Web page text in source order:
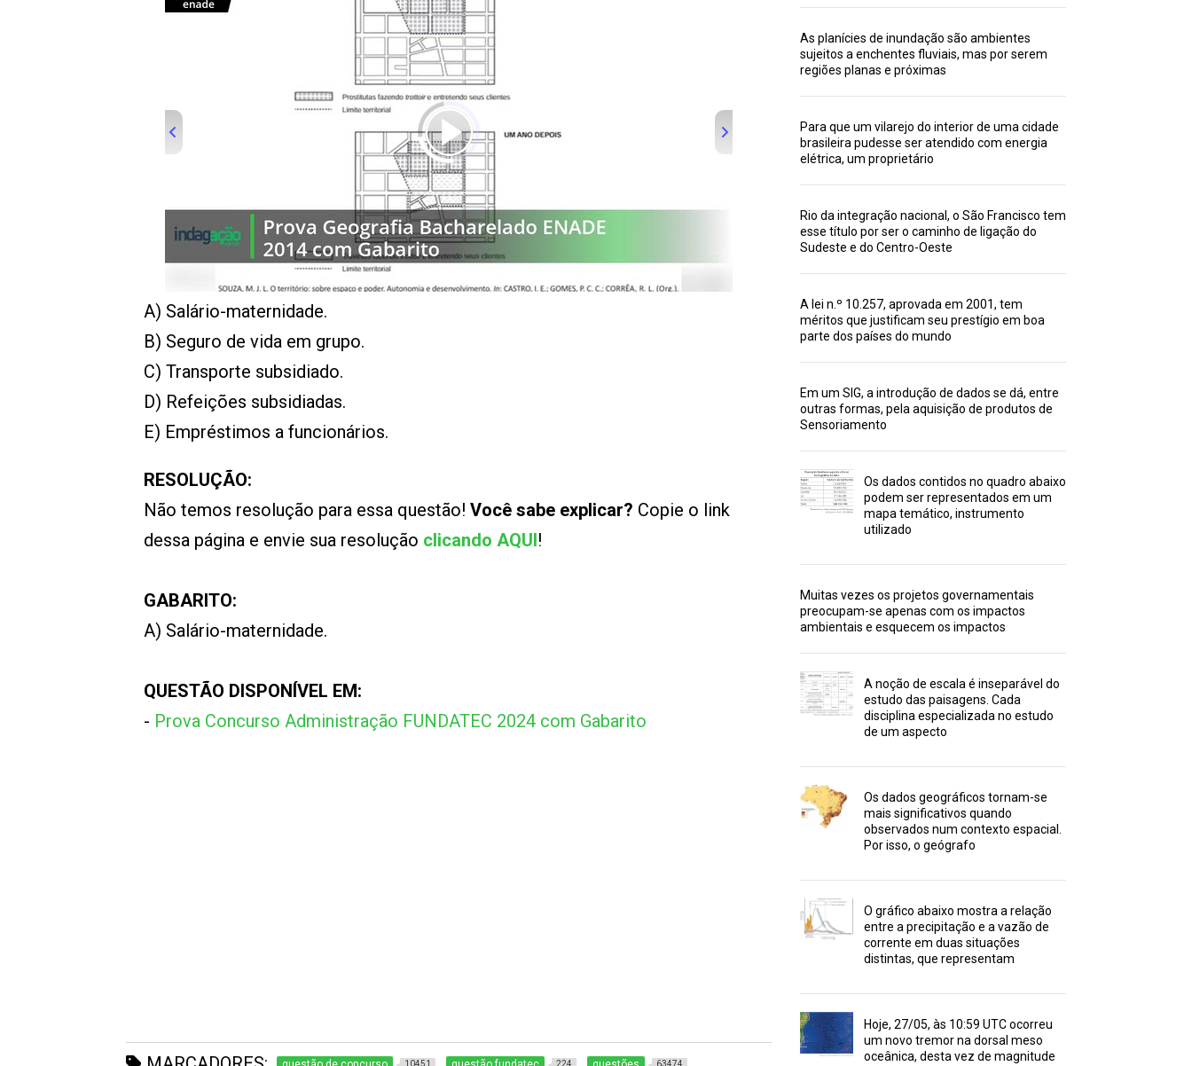
A) Salário-maternidade.
B) Seguro de vida em grupo.
C) Transporte subsidiado.
D) Refeições subsidiadas.
E) Empréstimos a funcionários.
RESOLUÇÃO:
Não temos resolução para essa questão! Você sabe explicar? Copie o link
dessa página e envie sua resolução clicando AQUI!
GABARITO:
A) Salário-maternidade.
QUESTÃO DISPONÍVEL EM:
- Prova Concurso Administração FUNDATEC 2024 com Gabarito
10451 224 63474
As planícies de inundação são ambientes
sujeitos a enchentes fluviais, mas por serem
regiões planas e próximas
Para que um vilarejo do interior de uma cidade
brasileira pudesse ser atendido com energia
elétrica, um proprietário
Rio da integração nacional, o São Francisco tem
esse título por ser o caminho de ligação do
Sudeste e do Centro-Oeste
A lei n.º 10.257, aprovada em 2001, tem
méritos que justificam seu prestígio em boa
parte dos países do mundo
Em um SIG, a introdução de dados se dá, entre
outras formas, pela aquisição de produtos de
Sensoriamento
Os dados contidos no quadro abaixo
podem ser representados em um
mapa temático, instrumento
utilizado
Muitas vezes os projetos governamentais
preocupam-se apenas com os impactos
ambientais e esquecem os impactos
A noção de escala é inseparável do
estudo das paisagens. Cada
disciplina especializada no estudo
de um aspecto
Os dados geográficos tornam-se
mais significativos quando
observados num contexto espacial.
Por isso, o geógrafo
O gráfico abaixo mostra a relação
entre a precipitação e a vazão de
corrente em duas situações
distintas, que representam
Hoje, 27/05, às 10:59 UTC ocorreu
um novo tremor na dorsal meso
oceânica, desta vez de magnitude